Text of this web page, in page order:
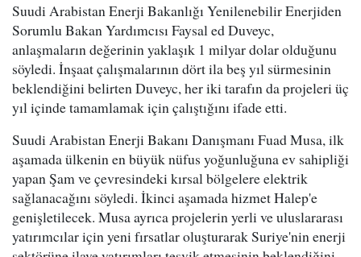
Suudi Arabistan Enerji Bakanlığı Yenilenebilir Enerjiden
Sorumlu Bakan Yardımcısı Faysal ed Duveyc,
anlaşmaların değerinin yaklaşık 1 milyar dolar olduğunu
söyledi. İnşaat çalışmalarının dört ila beş yıl sürmesinin
beklendiğini belirten Duveyc, her iki tarafın da projeleri üç
yıl içinde tamamlamak için çalıştığını ifade etti.
Suudi Arabistan Enerji Bakanı Danışmanı Fuad Musa, ilk
aşamada ülkenin en büyük nüfus yoğunluğuna ev sahipliği
yapan Şam ve çevresindeki kırsal bölgelere elektrik
sağlanacağını söyledi. İkinci aşamada hizmet Halep'e
genişletilecek. Musa ayrıca projelerin yerli ve uluslararası
yatırımcılar için yeni fırsatlar oluşturarak Suriye'nin enerji